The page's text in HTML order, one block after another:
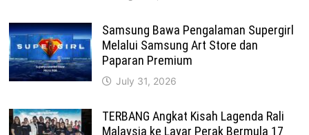
Samsung Bawa Pengalaman Supergirl
Melalui Samsung Art Store dan
Paparan Premium
July 31, 2026
TERBANG Angkat Kisah Lagenda Rali
Malaysia ke Layar Perak Bermula 17